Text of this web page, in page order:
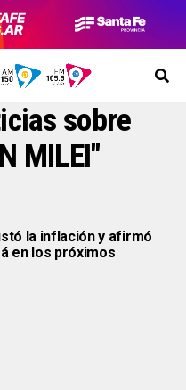
sobre
MILEI"
la inflación y afirmó
en los próximos